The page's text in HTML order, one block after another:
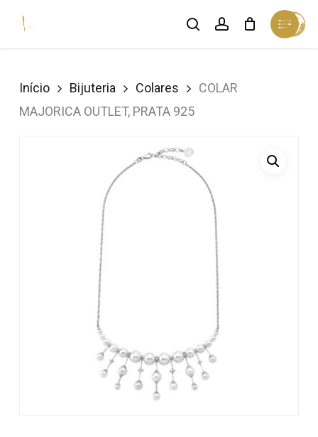
searchaccount
Menu
Close
Cart
Início Bijuteria Colares
COLAR
MAJORICA OUTLET, PRATA 925